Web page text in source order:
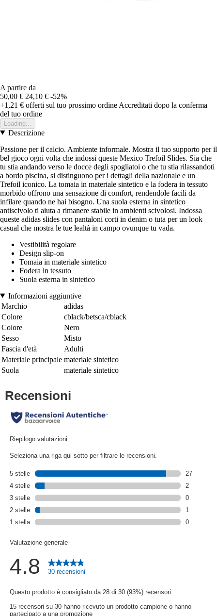
A partire da
50,00 € 24,10 € -52%
+1,21 € offerti sul tuo prossimo ordine Accreditati dopo la conferma
del tuo ordine
Loading...
Descrizione
Passione per il calcio. Ambiente informale. Mostra il tuo supporto per il
bel gioco ogni volta che indossi queste Mexico Trefoil Slides. Sia che
tu stia andando verso le docce degli spogliatoi o che tu stia rilassandoti
a bordo piscina, si distinguono per i dettagli della nazionale e un
Trefoil iconico. La tomaia in materiale sintetico e la fodera in tessuto
morbido offrono una sensazione di comfort, rendendole facili da
infilare quando ne hai bisogno. Una suola esterna in sintetico
antiscivolo ti aiuta a rimanere stabile in ambienti scivolosi. Indossa
queste adidas slides con pantaloni corti in denim o tuta per un look
casual che mostra le tue lealtà in campo ovunque tu vada.
Vestibilità regolare
Design slip-on
Tomaia in materiale sintetico
Fodera in tessuto
Suola esterna in sintetico
Informazioni aggiuntive
Marchio
adidas
Colore
cblack/betsca/cblack
Colore
Nero
Sesso
Misto
Fascia d'età
Adulti
Materiale principale materiale sintetico
Suola
materiale sintetico